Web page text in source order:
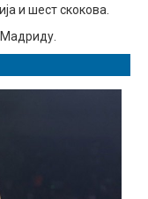
и шест скокова.
Мадриду.